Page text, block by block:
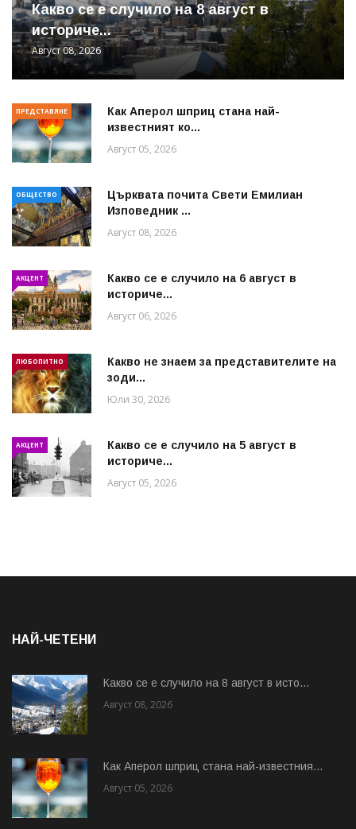
Какво се е случило на 8 август в
историче...
Август 08, 2026
ПРЕДСТАВЯНЕ
Как Аперол шприц стана най-
известният ко...
Август 05, 2026
ОБЩЕСТВО
Църквата почита Свeти Емилиан
Изповедник ...
Август 08, 2026
АКЦЕНТ
Какво се е случило на 6 август в
историче...
Август 06, 2026
ЛЮБОПИТНО
Какво не знаем за представителите на
зоди...
Юли 30, 2026
АКЦЕНТ
Какво се е случило на 5 август в
историче...
Август 05, 2026
НАЙ-ЧЕТЕНИ
Какво се е случило на 8 август в исто...
Август 08, 2026
Как Аперол шприц стана най-известния...
Август 05, 2026